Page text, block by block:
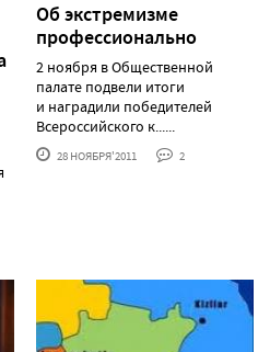
Об экстремизме
профессионально
2 ноября в Общественной
палате подвели итоги
и наградили победителей
Всероссийского к......
28 НОЯБРЯ'2011 2